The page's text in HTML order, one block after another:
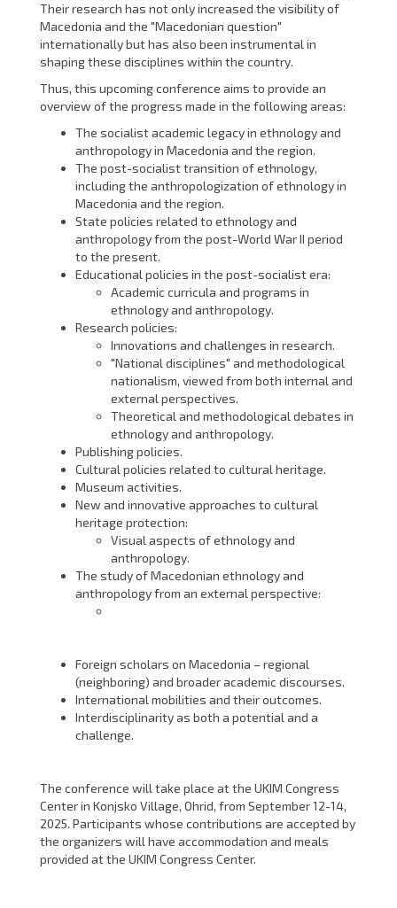
Their research has not only increased the visibility of
Macedonia and the "Macedonian question"
internationally but has also been instrumental in
shaping these disciplines within the country.
Thus, this upcoming conference aims to provide an
overview of the progress made in the following areas:
The socialist academic legacy in ethnology and
anthropology in Macedonia and the region.
The post-socialist transition of ethnology,
including the anthropologization of ethnology in
Macedonia and the region.
State policies related to ethnology and
anthropology from the post-World War II period
to the present.
Educational policies in the post-socialist era:
Academic curricula and programs in
ethnology and anthropology.
Research policies:
Innovations and challenges in research.
"National disciplines" and methodological
nationalism, viewed from both internal and
external perspectives.
Theoretical and methodological debates in
ethnology and anthropology.
Publishing policies.
Cultural policies related to cultural heritage.
Museum activities.
New and innovative approaches to cultural
heritage protection:
Visual aspects of ethnology and
anthropology.
The study of Macedonian ethnology and
anthropology from an external perspective:
Foreign scholars on Macedonia – regional
(neighboring) and broader academic discourses.
International mobilities and their outcomes.
Interdisciplinarity as both a potential and a
challenge.
The conference will take place at the UKIM Congress
Center in Konjsko Village, Ohrid, from September 12-14,
2025. Participants whose contributions are accepted by
the organizers will have accommodation and meals
provided at the UKIM Congress Center.